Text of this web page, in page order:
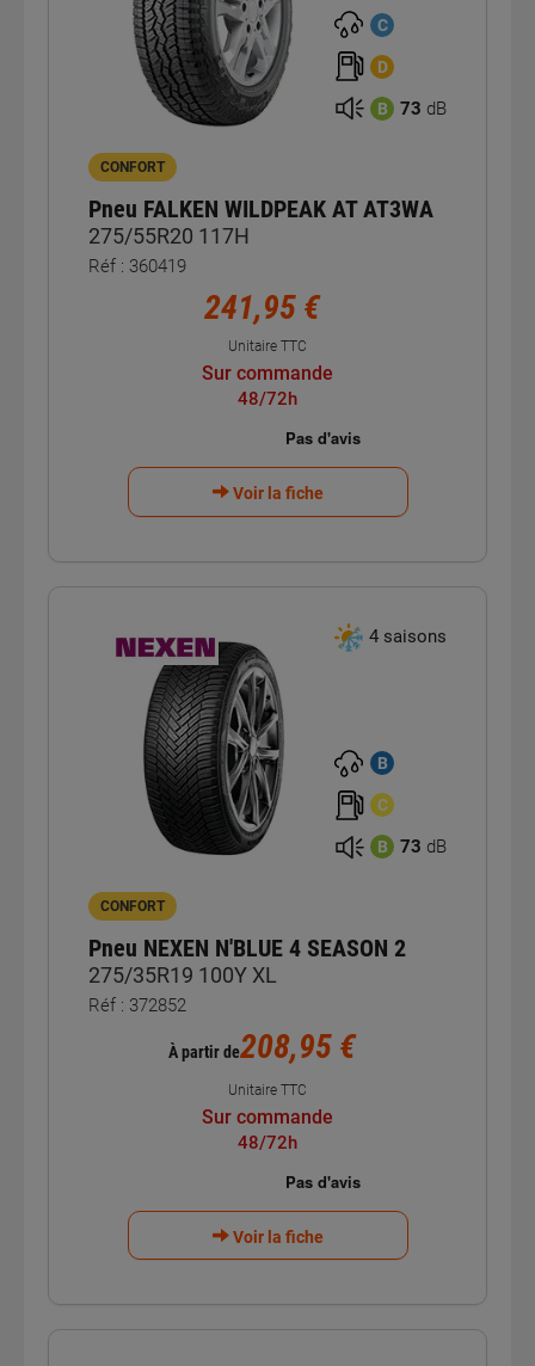
3PMSF
C
D
B 73 dB
CONFORT
Pneu FALKEN WILDPEAK AT AT3WA
275/55R20 117H
Réf : 360419
241,95 €
Unitaire TTC
Sur commande
48/72h
Voir la fiche
4 saisons
B
C
B 73 dB
CONFORT
Pneu NEXEN N'BLUE 4 SEASON 2
275/35R19 100Y XL
Réf : 372852
À partir de208,95 €
Unitaire TTC
Sur commande
48/72h
Voir la fiche